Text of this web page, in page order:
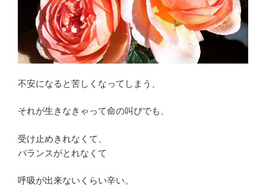
不安になると苦しくなってしまう、
それが生きなきゃって命の叫びでも、
受け止めきれなくて、
バランスがとれなくて
呼吸が出来ないくらい辛い。